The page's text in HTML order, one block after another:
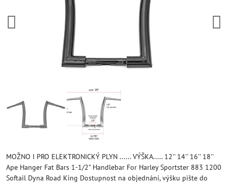
MOŽNO I PRO ELEKTRONICKÝ PLYN ...... VÝŠKA..... 12'' 14'' 16'' 18''
Ape Hanger Fat Bars 1-1/2" Handlebar For Harley Sportster 883 1200
Softail Dyna Road King Dostupnost na objednání, výšku pište do